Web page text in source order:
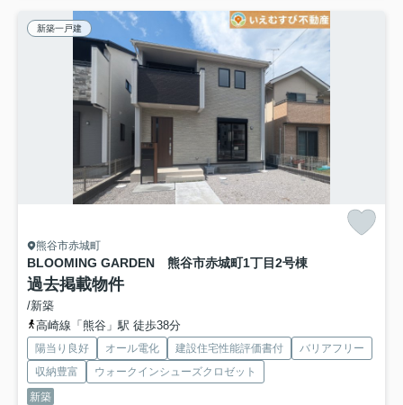
新築一戸建
熊谷市赤城町
BLOOMING GARDEN 熊谷市赤城町1丁目2号棟
過去掲載物件
/新築
高崎線「熊谷」駅 徒歩38分
陽当り良好 オール電化 建設住宅性能評価書付
バリアフリー
収納豊富
ウォークインシューズクロゼット
新築